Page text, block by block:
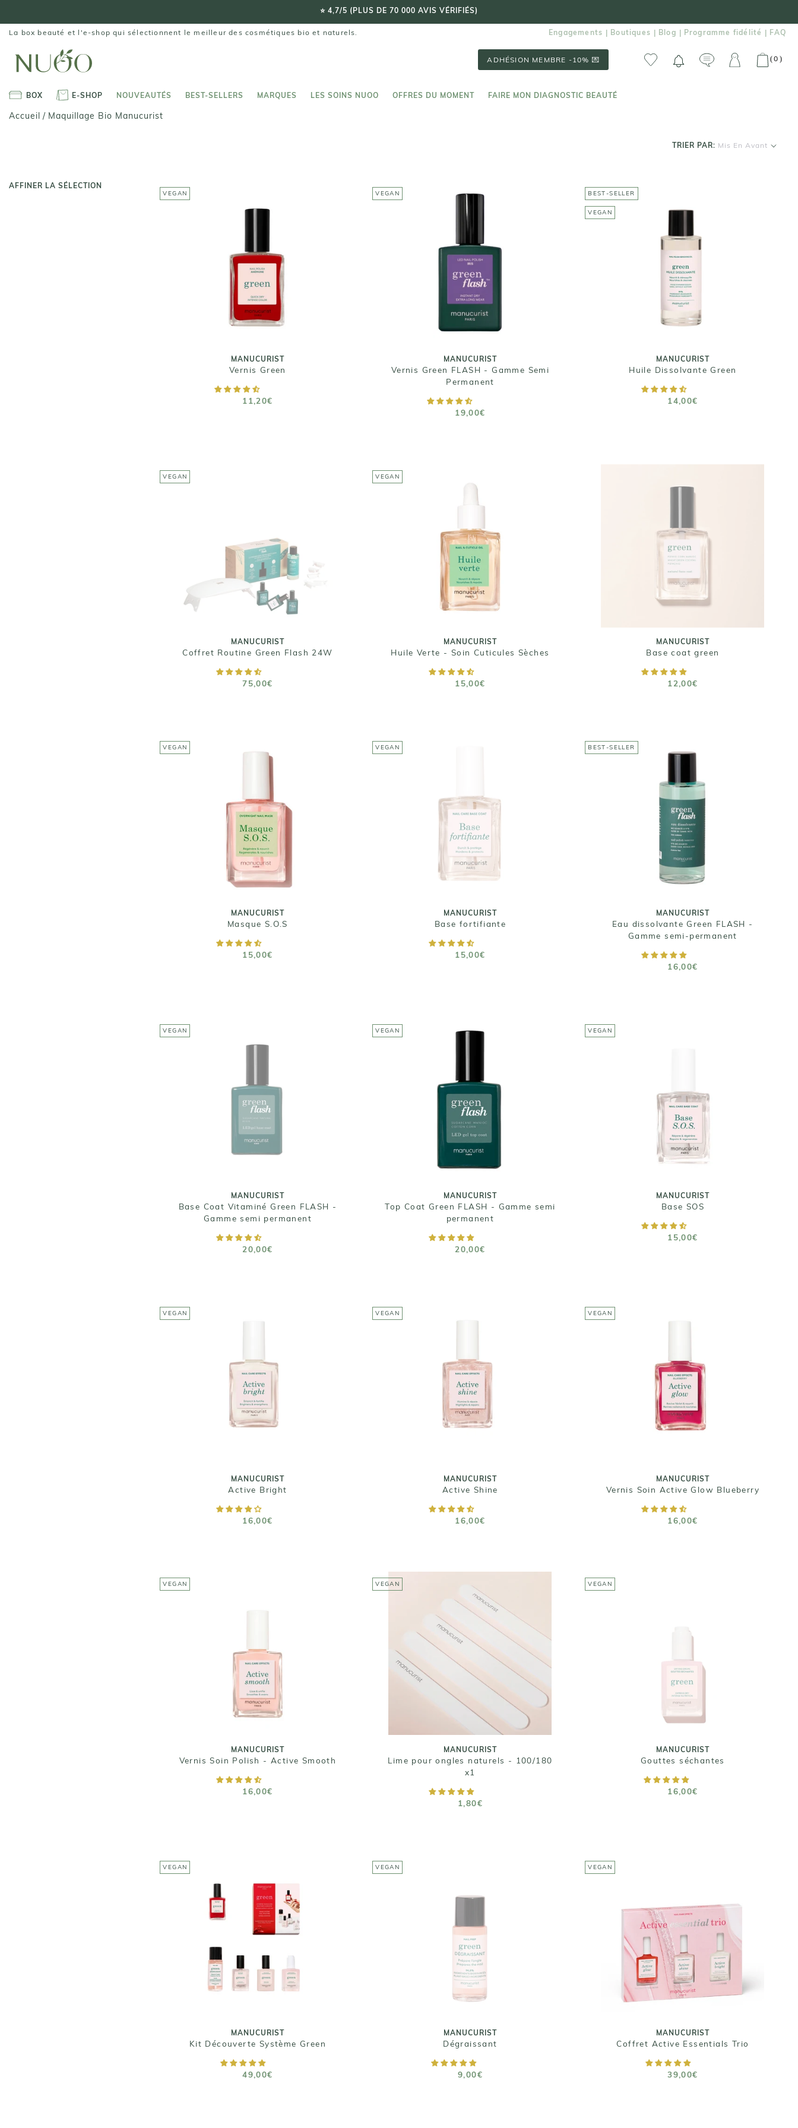
contenu
LIVRAISON OFFERTE DÈS 59€ 🚚
La box beauté et l'e-shop qui sélectionnent le meilleur des cosmétiques bio et naturels. Engagements | Boutiques | Blog | Programme fidélité | FAQ
BOX
E-SHOP
NOUVEAUTÉS
BEST-SELLERS
MARQUES
LES SOINS NUOO
OFFRES DU MOMENT
FAIRE MON DIAGNOSTIC BEAUTÉ
ADHÉSION MEMBRE -10% 💌 (0 )
Accueil / Maquillage Bio Manucurist
TRIER PAR: Mis En Avant
AFFINER LA SÉLECTION
VEGAN
MANUCURIST
Vernis Green
11,20€
VEGAN
MANUCURIST
Vernis Green FLASH - Gamme Semi
Permanent
19,00€
Taille : 15 mL
BEST-SELLER
VEGAN
MANUCURIST
Huile Dissolvante Green
14,00€
Huile Dissolvante Green
14,00€
Taille : 100ml
AJOUTER AU PANIER
VEGAN
MANUCURIST
Coffret Routine Green Flash 24W
75,00€
Taille : Un base coat, une
couleur, un top coat, un
dissolvant, 5 pinces de retrait,
RUPTURE DE STOCK
VEGAN
MANUCURIST
Huile Verte - Soin Cuticules Sèches
15,00€
MANUCURIST
Huile Verte - Soin Cuticules Sèches
15,00€
Taille : 15 mL
AJOUTER AU PANIER
MANUCURIST
Base coat green
12,00€
MANUCURIST
Base coat green
12,00€
Taille : 15ml
RUPTURE DE STOCK
VEGAN
MANUCURIST
Masque S.O.S
15,00€
MANUCURIST
Masque S.O.S
15,00€
Taille : 15 ML
AJOUTER AU PANIER
VEGAN
MANUCURIST
Base fortifiante
15,00€
MANUCURIST
Base fortifiante
15,00€
Taille : 15ml
RUPTURE DE STOCK
BEST-SELLER
MANUCURIST
Eau dissolvante Green FLASH -
Gamme semi-permanent
16,00€
MANUCURIST
Eau dissolvante Green FLASH -
Gamme semi-permanent
16,00€
Taille : 100ml
AJOUTER AU PANIER
VEGAN
MANUCURIST
Base Coat Vitaminé Green FLASH -
Gamme semi permanent
20,00€
MANUCURIST
Base Coat Vitaminé Green FLASH -
Gamme semi permanent
20,00€
RUPTURE DE STOCK
VEGAN
MANUCURIST
Top Coat Green FLASH - Gamme semi
permanent
20,00€
MANUCURIST
Top Coat Green FLASH - Gamme
semi permanent
20,00€
AJOUTER AU PANIER
VEGAN
MANUCURIST
Base SOS
15,00€
Base SOS
15,00€
Taille : 15ml
AJOUTER AU PANIER
VEGAN
MANUCURIST
Active Bright
16,00€
MANUCURIST
Active Bright
16,00€
Taille : 15 ML
AJOUTER AU PANIER
VEGAN
MANUCURIST
Active Shine
16,00€
MANUCURIST
Active Shine
16,00€
Taille : 15 ML
AJOUTER AU PANIER
VEGAN
MANUCURIST
Vernis Soin Active Glow Blueberry
16,00€
MANUCURIST
Vernis Soin Active Glow Blueberry
16,00€
Taille : 15 ML
AJOUTER AU PANIER
VEGAN
MANUCURIST
Vernis Soin Polish - Active Smooth
16,00€
16,00€
Taille : 15 ML
AJOUTER AU PANIER
VEGAN
MANUCURIST
Lime pour ongles naturels - 100/180
x1
1,80€
MANUCURIST
Lime pour ongles naturels -
100/180 x1
Taille : 1 unité
AJOUTER AU PANIER
VEGAN
MANUCURIST
Gouttes séchantes
16,00€
Gouttes séchantes
16,00€
RUPTURE DE STOCK
VEGAN
MANUCURIST
Kit Découverte Système Green
49,00€
MANUCURIST
49,00€
AJOUTER AU PANIER
VEGAN
MANUCURIST
Dégraissant
9,00€
Dégraissant
9,00€
Taille : 30 ML
RUPTURE DE STOCK
VEGAN
MANUCURIST
Coffret Active Essentials Trio
39,00€
MANUCURIST
Coffret Active Essentials Trio
39,00€
Taille : 3 x 15 ml
AJOUTER AU PANIER